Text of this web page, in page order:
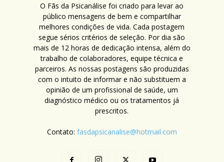
O Fãs da Psicanálise foi criado para levar ao
público mensagens de bem e compartilhar
melhores condições de vida. Cada postagem
segue sérios critérios de seleção. Por dia são
mais de 12 horas de dedicação intensa, além do
trabalho de colaboradores, equipe técnica e
parceiros. As nossas postagens são produzidas
com o intuito de informar e não substituem a
opinião de um profissional de saúde, um
diagnóstico médico ou os tratamentos já
prescritos.
Contato: fasdapsicanalise@hotmail.com